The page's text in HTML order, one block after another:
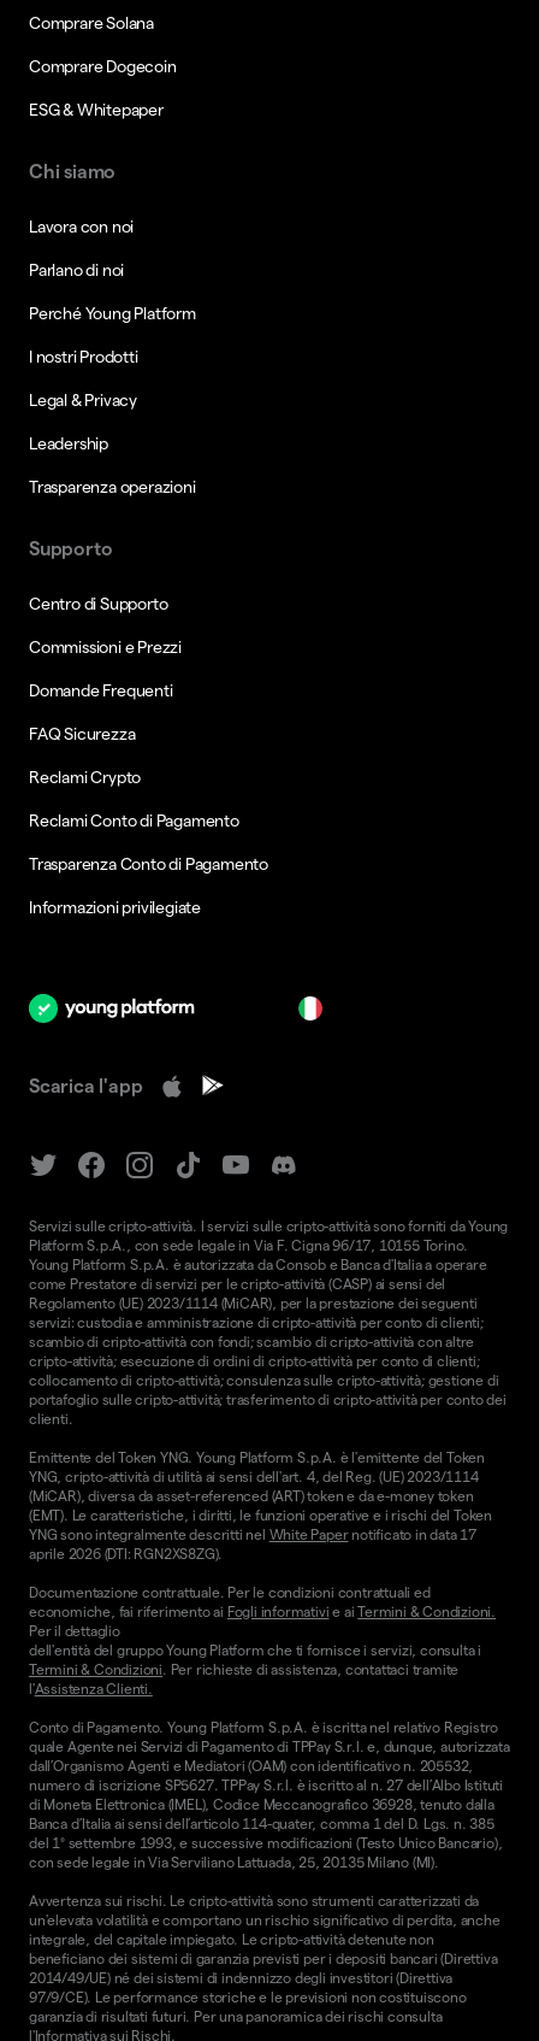
Comprare Solana
Comprare Dogecoin
ESG & Whitepaper
Chi siamo
Lavora con noi
Parlano di noi
Perché Young Platform
I nostri Prodotti
Legal & Privacy
Leadership
Trasparenza operazioni
Supporto
Centro di Supporto
Commissioni e Prezzi
Domande Frequenti
FAQ Sicurezza
Reclami Crypto
Reclami Conto di Pagamento
Trasparenza Conto di Pagamento
Informazioni privilegiate
Scarica l'app
Servizi sulle cripto-attività. I servizi sulle cripto-attività sono forniti da Young
Platform S.p.A., con sede legale in Via F. Cigna 96/17, 10155 Torino.
Young Platform S.p.A. è autorizzata da Consob e Banca d'Italia a operare
come Prestatore di servizi per le cripto-attività (CASP) ai sensi del
Regolamento (UE) 2023/1114 (MiCAR), per la prestazione dei seguenti
servizi: custodia e amministrazione di cripto-attività per conto di clienti;
scambio di cripto-attività con fondi; scambio di cripto-attività con altre
cripto-attività; esecuzione di ordini di cripto-attività per conto di clienti;
collocamento di cripto-attività; consulenza sulle cripto-attività; gestione di
portafoglio sulle cripto-attività; trasferimento di cripto-attività per conto dei
clienti.
Emittente del Token YNG. Young Platform S.p.A. è l'emittente del Token
YNG, cripto-attività di utilità ai sensi dell'art. 4, del Reg. (UE) 2023/1114
(MiCAR), diversa da asset-referenced (ART) token e da e-money token
(EMT). Le caratteristiche, i diritti, le funzioni operative e i rischi del Token
YNG sono integralmente descritti nel White Papernotificato in data 17
aprile 2026 (DTI: RGN2XS8ZG).
Documentazione contrattuale. Per le condizioni contrattuali ed
economiche, fai riferimento ai Fogli informativi e aiTermini & Condizioni.
Per il dettaglio
dell'entità del gruppo Young Platform che ti fornisce i servizi, consulta i
Termini & Condizioni. Per richieste di assistenza, contattaci tramite
l'Assistenza Clienti.
Conto di Pagamento. Young Platform S.p.A. è iscritta nel relativo Registro
quale Agente nei Servizi di Pagamento di TPPay S.r.l. e, dunque, autorizzata
dall’Organismo Agenti e Mediatori (OAM) con identificativo n. 205532,
numero di iscrizione SP5627. TPPay S.r.l. è iscritto al n. 27 dell’Albo Istituti
di Moneta Elettronica (IMEL), Codice Meccanografico 36928, tenuto dalla
Banca d’Italia ai sensi dell’articolo 114-quater, comma 1 del D. Lgs. n. 385
del 1° settembre 1993, e successive modificazioni (Testo Unico Bancario),
con sede legale in Via Serviliano Lattuada, 25, 20135 Milano (MI).
Avvertenza sui rischi. Le cripto-attività sono strumenti caratterizzati da
un'elevata volatilità e comportano un rischio significativo di perdita, anche
integrale, del capitale impiegato. Le cripto-attività detenute non
beneficiano dei sistemi di garanzia previsti per i depositi bancari (Direttiva
2014/49/UE) né dei sistemi di indennizzo degli investitori (Direttiva
97/9/CE). Le performance storiche e le previsioni non costituiscono
garanzia di risultati futuri. Per una panoramica dei rischi consulta
l'Informativa sui Rischi.